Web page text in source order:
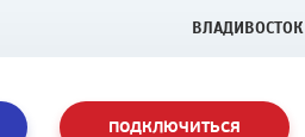
ВЛАДИВОСТОК
ПОДКЛЮЧИТЬСЯ